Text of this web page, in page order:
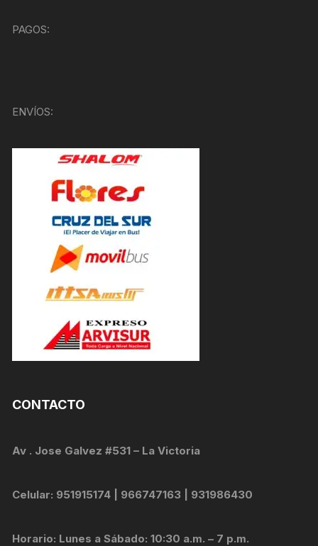
PAGOS:
ENVÍOS:
CONTACTO
Av . Jose Galvez #531 – La Victoria
Celular: 951915174 | 966747163 | 931986430
Horario: Lunes a Sábado: 10:30 a.m. – 7 p.m.